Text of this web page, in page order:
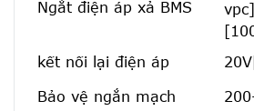
Ngắt điện áp xả BMS
vpc]
kết nối lại điện áp
Bảo vệ ngắn mạch